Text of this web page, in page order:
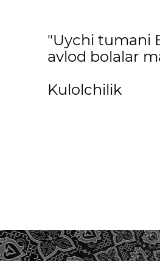
"Uychi tumani
avlod bolalar
Kulolchilik